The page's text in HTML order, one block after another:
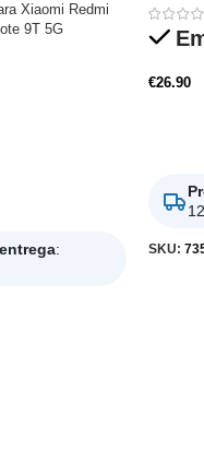
Xiaomi Redmi
9T 5G
:
€26.90
SKU: